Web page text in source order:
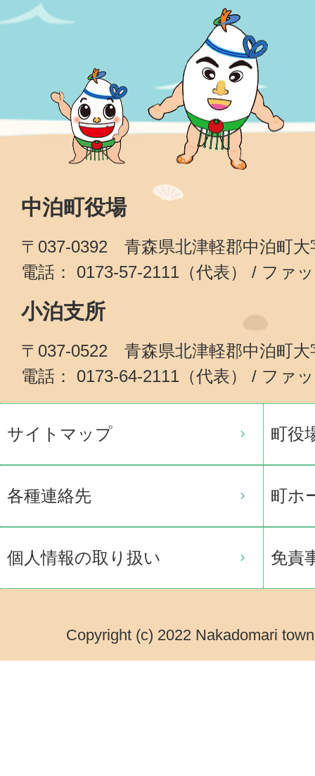
中泊町役場
〒037-0392 青森県北津軽郡中泊町大
電話： 0173-57-2111（代表） / ファ
小泊支所
〒037-0522 青森県北津軽郡中泊町大
電話： 0173-64-2111（代表） / ファ
サイトマップ 町役
各種連絡先 町ホ
個人情報の取り扱い 免責
Copyright (c) 2022 Nakadomari